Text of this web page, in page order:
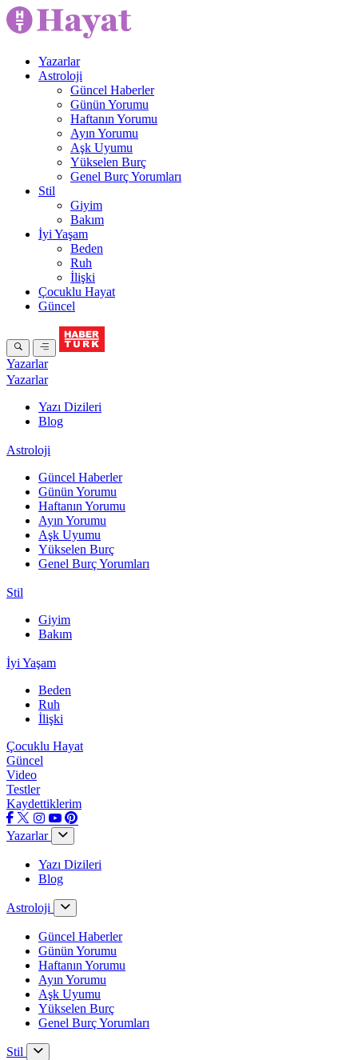
Yazarlar
Astroloji
Güncel Haberler
Günün Yorumu
Haftanın Yorumu
Ayın Yorumu
Aşk Uyumu
Yükselen Burç
Genel Burç Yorumları
Stil
Giyim
Bakım
İyi Yaşam
Beden
Ruh
İlişki
Çocuklu Hayat
Güncel
Yazarlar
Yazarlar
Yazı Dizileri
Blog
Astroloji
Güncel Haberler
Günün Yorumu
Haftanın Yorumu
Ayın Yorumu
Aşk Uyumu
Yükselen Burç
Genel Burç Yorumları
Stil
Giyim
Bakım
İyi Yaşam
Beden
Ruh
İlişki
Çocuklu Hayat
Güncel
Video
Testler
Kaydettiklerim
Yazarlar
Yazı Dizileri
Blog
Astroloji
Güncel Haberler
Günün Yorumu
Haftanın Yorumu
Ayın Yorumu
Aşk Uyumu
Yükselen Burç
Genel Burç Yorumları
Stil